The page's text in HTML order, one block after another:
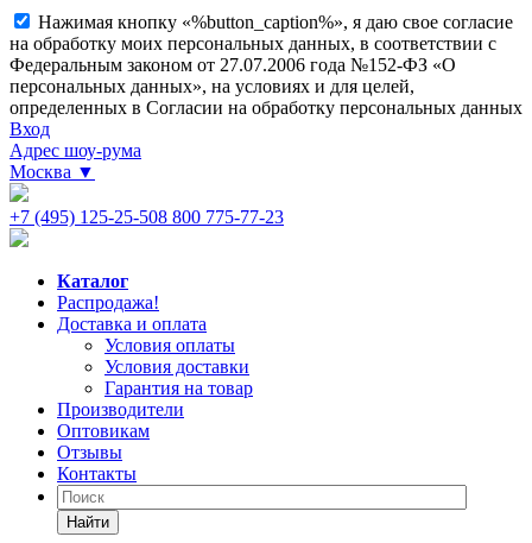
Нажимая кнопку «%button_caption%», я даю свое согласие
на обработку моих персональных данных, в соответствии с
Федеральным законом от 27.07.2006 года №152-ФЗ «О
персональных данных», на условиях и для целей,
определенных в Согласии на обработку персональных данных
Вход
Адрес шоу-рума
Москва ▼
+7 (495) 125-25-508 800 775-77-23
Каталог
Распродажа!
Доставка и оплата
Условия оплаты
Условия доставки
Гарантия на товар
Производители
Оптовикам
Отзывы
Контакты
Найти